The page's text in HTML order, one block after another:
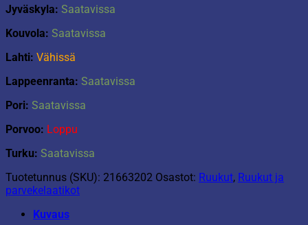
Jyväskyla: Saatavissa
Kouvola: Saatavissa
Lahti: Vähissä
Lappeenranta: Saatavissa
Pori: Saatavissa
Porvoo: Loppu
Turku: Saatavissa
Tuotetunnus (SKU): 21663202 Osastot: Ruukut, Ruukut ja
parvekelaatikot
Kuvaus